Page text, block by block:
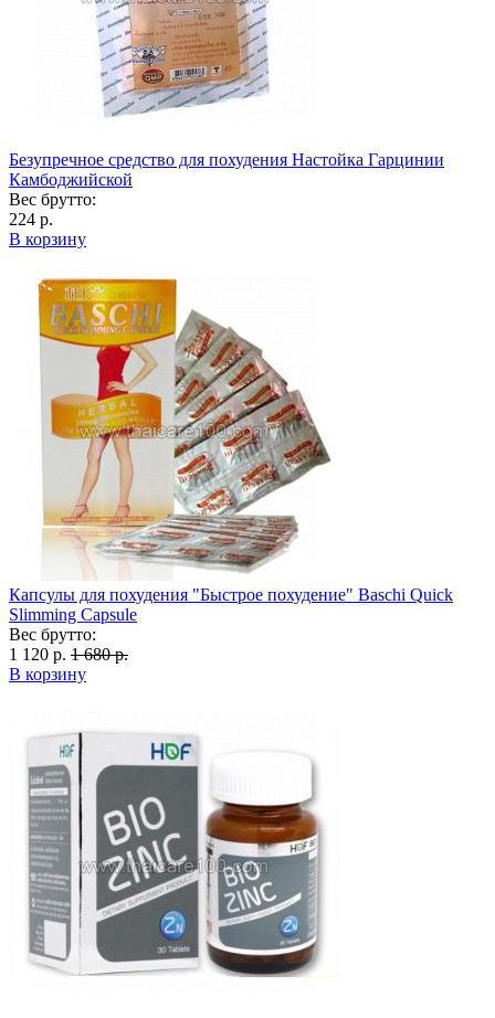
Безупречное средство для похудения Настойка Гарцинии
Камбоджийской
Вес брутто:
224 р.
В корзину
Капсулы для похудения "Быстрое похудение" Baschi Quick
Slimming Capsule
Вес брутто:
1 120 р. 1 680 р.
В корзину